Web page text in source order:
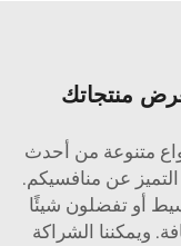
منتجاتك
متنوعة من أحدث
عن منافسيكم.
أو تفضلون شيئًا
ويمكننا الشراكة